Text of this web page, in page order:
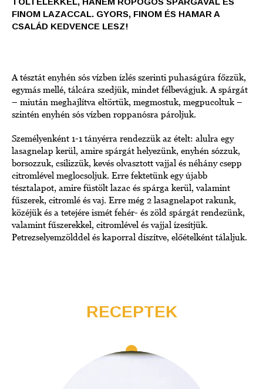
FINOM LAZACCAL. GYORS, FINOM ÉS HAMAR A
CSALÁD KEDVENCE LESZ!
A tésztát enyhén sós vízben ízlés szerinti puhaságúra főzzük,
egymás mellé, tálcára szedjük, mindet félbevágjuk. A spárgát
– miután meghajlítva eltörtük, megmostuk, megpucoltuk –
szintén enyhén sós vízben roppanósra pároljuk.
Személyenként 1-1 tányérra rendezzük az ételt: alulra egy
lasagnelap kerül, amire spárgát helyezünk, enyhén sózzuk,
borsozzuk, csilizzük, kevés olvasztott vajjal és néhány csepp
citromlével meglocsoljuk. Erre fektetünk egy újabb
tésztalapot, amire füstölt lazac és spárga kerül, valamint
fűszerek, citromlé és vaj. Erre még 2 lasagnelapot rakunk,
közéjük és a tetejére ismét fehér- és zöld spárgát rendezünk,
valamint fűszerekkel, citromlével és vajjal ízesítjük.
Petrezselyemzölddel és kaporral díszítve, előételként tálaljuk.
RECEPTEK